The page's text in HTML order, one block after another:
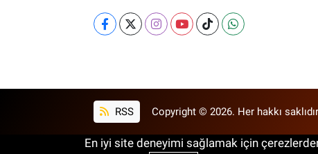
RSS Copyright © 2026. Her hakkı
En iyi site deneyimi sağlamak için